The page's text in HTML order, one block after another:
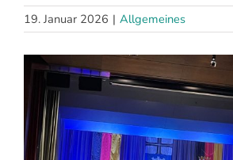
19. Januar 2026 | Allgemeines
Zeige
grösseres
Bild